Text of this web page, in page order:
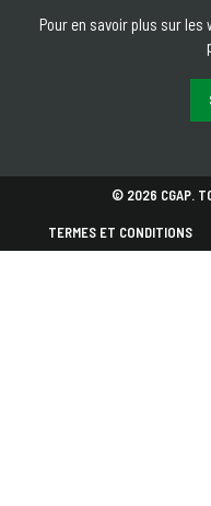
Pour en savoir plus sur
© 2026 CGAP.
TERMES ET CONDITIONS